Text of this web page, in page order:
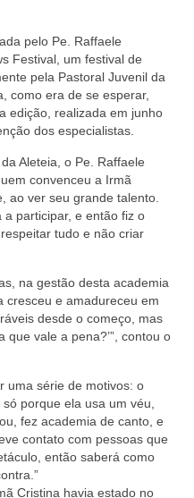
pelo Pe. Raffaele
Festival, um festival de
pela Pastoral Juvenil da
como era de se esperar,
edição, realizada em junho
dos especialistas.
Aleteia, o Pe. Raffaele
convenceu a Irmã
ao ver seu grande talento.
a participar, e então fiz o
tudo e não criar
na gestão desta academia
cresceu e amadureceu em
desde o começo, mas
que vale a pena?’”, contou o
uma série de motivos: o
porque ela usa um véu,
fez academia de canto, e
contato com pessoas que
então saberá como
Cristina havia estado no